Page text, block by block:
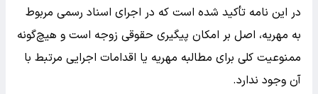
در این نامه تأکید شده است که در اجرای اسناد رسمی مربوط
به مهریه، اصل بر امکان پیگیری حقوقی زوجه است و هیچ‌گونه
ممنوعیت کلی برای مطالبه مهریه یا اقدامات اجرایی مرتبط با
آن وجود ندارد.